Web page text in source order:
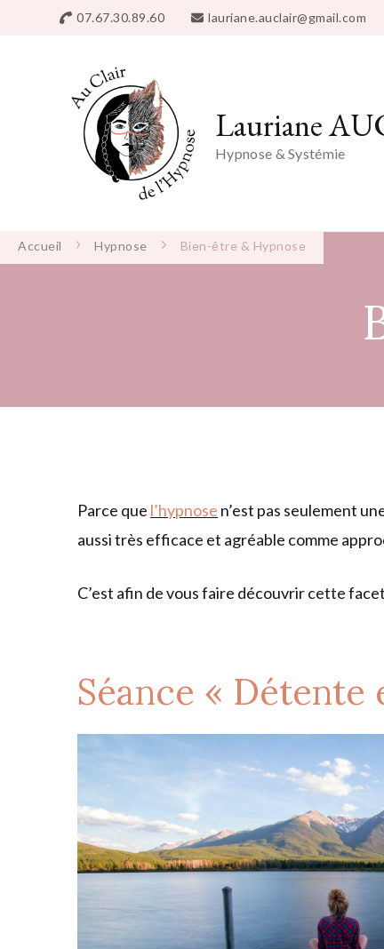
07.67.30.89.60 lauriane.auclair@gmail.com
Lauriane
Hypnose & Systémie
Accueil Hypnose Bien-être & Hypnose
Parce que l’hypnose n’est pas seulement
aussi très efficace et agréable comme
C’est afin de vous faire découvrir cette
Séance «